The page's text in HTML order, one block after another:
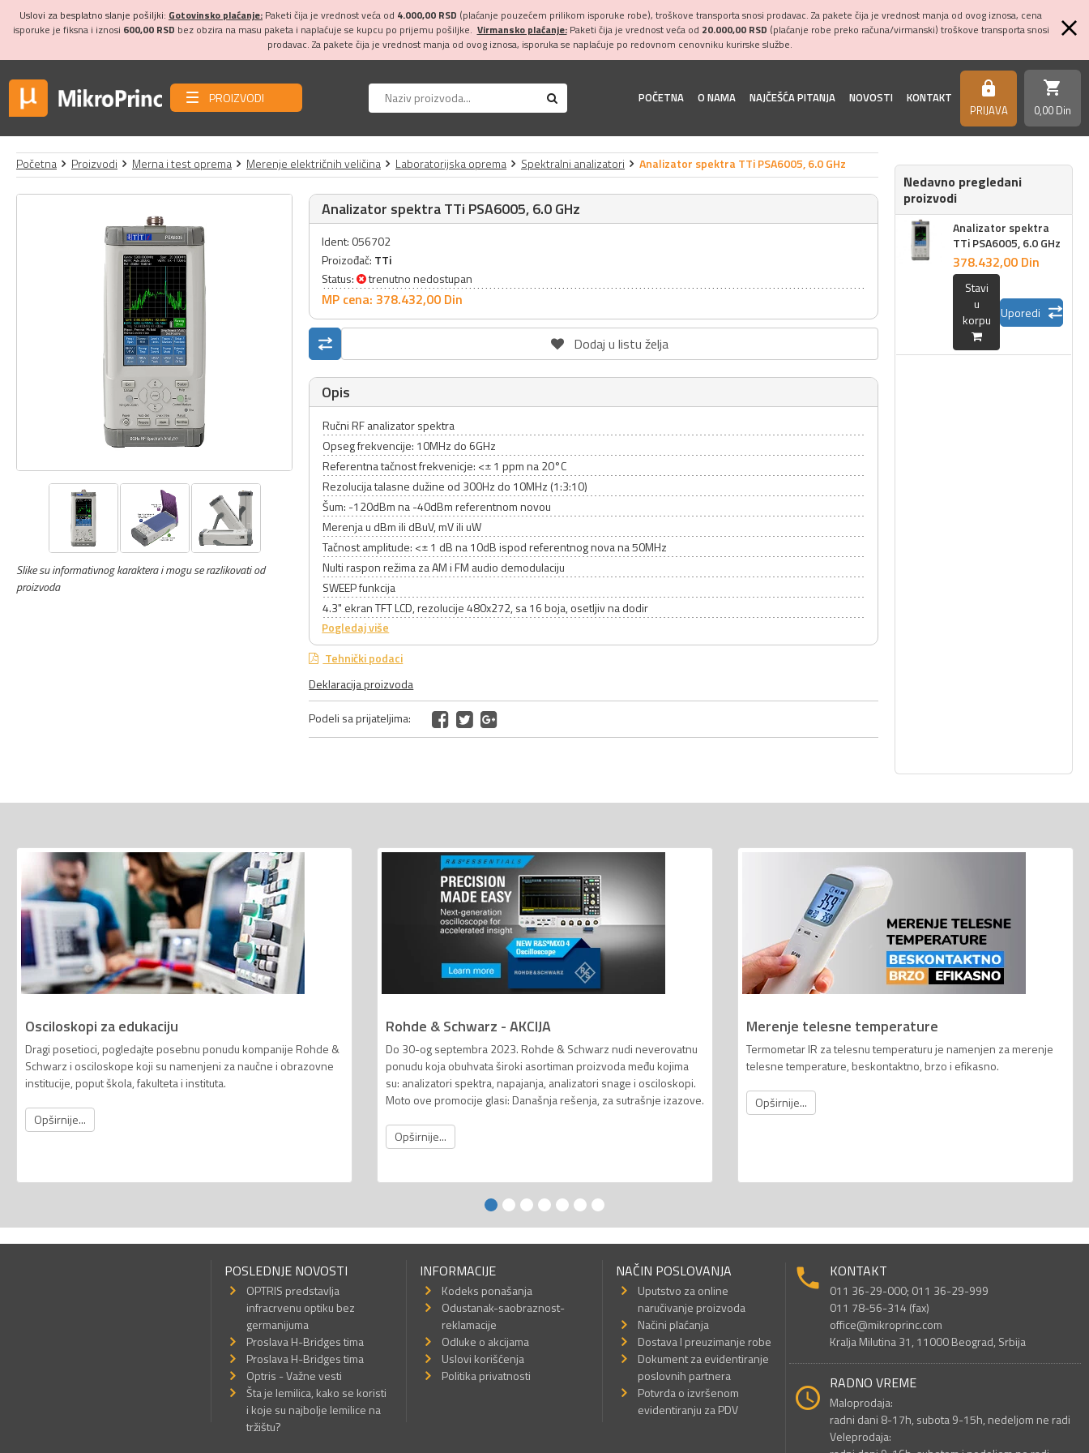
Uslovi za besplatno slanje pošiljki: Gotovinsko plaćanje: Paketi čija je vrednost veća od 4.000,00 RSD (plaćanje pouzećem prilikom isporuke robe), troškove transporta snosi prodavac. Za pakete čija je vrednost manja od ovog iznosa, cena
isporuke je fiksna i iznosi 600,00 RSD bez obzira na masu paketa i naplaćuje se kupcu po prijemu pošiljke. Virmansko plaćanje:Paketi čija je vrednost veća od 20.000,00 RSD (plaćanje robe preko računa/virmanski) troškove transporta snosi
prodavac. Za pakete čija je vrednost manja od ovog iznosa, isporuka se naplaćuje po redovnom cenovniku kurirske službe.
PROIZVODI POČETNA O NAMA NAJČEŠĆA PITANJA NOVOSTI KONTAKT https
PRIJAVA
shopping_cart
0,00 Din
Početna Proizvodi Merna i test oprema Merenje električnih veličina Laboratorijska oprema Spektralni analizatori Analizator spektra TTi PSA6005, 6.0 GHz
Slike su informativnog karaktera i mogu se razlikovati od
proizvoda
Analizator spektra TTi PSA6005, 6.0 GHz
Ident: 056702
Proizođač: TTi
Status:
trenutno nedostupan
MP cena: 378.432,00 Din
Dodaj u listu želja
Opis
Ručni RF analizator spektra
Opseg frekvencije: 10MHz do 6GHz
Referentna tačnost frekvenicje: <± 1 ppm na 20°C
Rezolucija talasne dužine od 300Hz do 10MHz (1:3:10)
Šum: -120dBm na -40dBm referentnom novou
Merenja u dBm ili dBuV, mV ili uW
Tačnost amplitude: <± 1 dB na 10dB ispod referentnog nova na 50MHz
Nulti raspon režima za AM i FM audio demodulaciju
SWEEP funkcija
4.3" ekran TFT LCD, rezolucije 480x272, sa 16 boja, osetljiv na dodir
Pogledaj više
Tehnički podaci
Deklaracija proizvoda
Podeli sa prijateljima:
Nedavno pregledani
proizvodi
Analizator spektra
TTi PSA6005, 6.0 GHz
378.432,00 Din
Stavi
u
korpu
Uporedi
Osciloskopi za edukaciju
Dragi posetioci, pogledajte posebnu ponudu kompanije Rohde &
Schwarz i osciloskope koji su namenjeni za naučne i obrazovne
institucije, poput škola, fakulteta i instituta.
Opširnije...
Rohde & Schwarz - AKCIJA
Do 30-og septembra 2023. Rohde & Schwarz nudi neverovatnu
ponudu koja obuhvata široki asortiman proizvoda među kojima
su: analizatori spektra, napajanja, analizatori snage i osciloskopi.
Moto ove promocije glasi: Današnja rešenja, za sutrašnje izazove.
Opširnije...
Merenje telesne temperature
Termometar IR za telesnu temperaturu je namenjen za merenje
telesne temperature, beskontaktno, brzo i efikasno.
Opširnije...
POSLEDNJE NOVOSTI
OPTRIS predstavlja
infracrvenu optiku bez
germanijuma
Proslava H-Bridges tima
Proslava H-Bridges tima
Optris - Važne vesti
Šta je lemilica, kako se koristi
i koje su najbolje lemilice na
tržištu?
INFORMACIJE
Kodeks ponašanja
Odustanak-saobraznost-
reklamacije
Odluke o akcijama
Uslovi korišćenja
Politika privatnosti
NAČIN POSLOVANJA
Uputstvo za online
naručivanje proizvoda
Načini plaćanja
Dostava I preuzimanje robe
Dokument za evidentiranje
poslovnih partnera
Potvrda o izvršenom
evidentiranju za PDV
KONTAKT
011 36-29-000; 011 36-29-999
011 78-56-314 (fax)
office@mikroprinc.com
Kralja Milutina 31, 11000 Beograd, Srbija
RADNO VREME
Maloprodaja:
radni dani 8-17h, subota 9-15h, nedeljom ne radi
Veleprodaja: